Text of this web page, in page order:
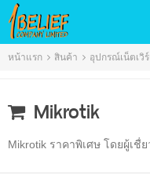
หน้าแรก สินค้า อุปกรณ์เน็ตเวิ
Mikrotik
Mikrotik ราคาพิเศษ โดยผู้เ